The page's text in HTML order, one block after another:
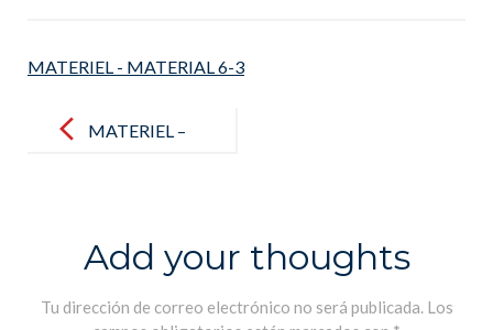
MATERIEL - MATERIAL 6-3
navigationMATERIEL –
Add your thoughts
Tu dirección de correo electrónico no será publicada. Los